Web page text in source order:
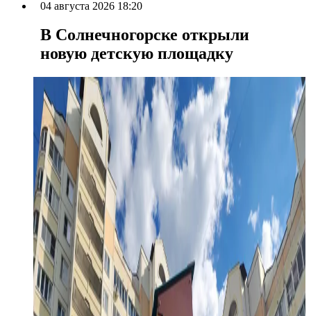
04 августа 2026 18:20
В Солнечногорске открыли
новую детскую площадку